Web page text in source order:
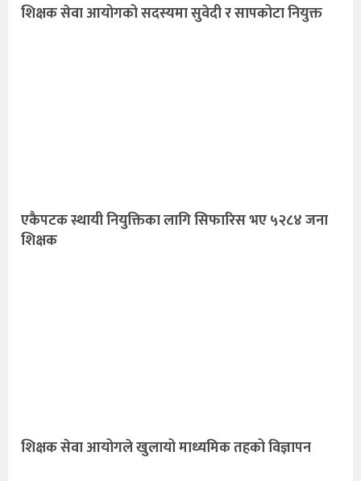
शिक्षक सेवा आयोगको सदस्यमा सुवेदी र सापकोटा नियुक्त
एकैपटक स्थायी नियुक्तिका लागि सिफारिस भए ५२८४ जना
शिक्षक
शिक्षक सेवा आयोगले खुलायो माध्यमिक तहको विज्ञापन